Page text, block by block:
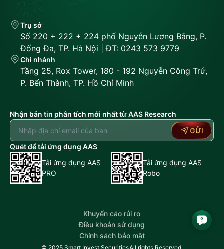
Trụ sở
Số 220 + 222 + 224 phố Nguyễn Lương Bằng, P.
Đống Đa, TP. Hà Nội | ĐT: 0243 573 9779
Chi nhánh
Tầng 25, Rox Tower, 180 - 192 Nguyễn Công Trứ,
P. Bến Thành, TP. Hồ Chí Minh
Nhận bản tin phân tích mới nhất từ AAS Research
GỬI
Quét để tải ứng dụng AAS
Tải ứng dụng AAS
PRO
Tải ứng dụng AAS
Robo
Khuyến cáo rủi ro
Điều khoản sử dụng
Chính sách bảo mật
© 2025 Smart Invest SecuritiesAll rights Reserved.